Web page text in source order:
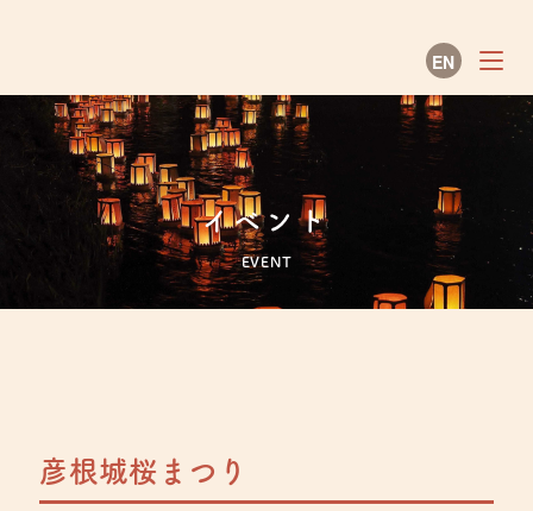
彦根観光ガイド
EN
イベント
EVENT
彦根城桜まつり